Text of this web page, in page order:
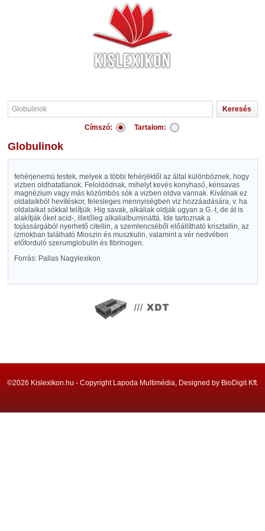
Címszó: Tartalom:
Globulinok
fehérjenemü testek, melyek a többi fehérjéktől az által különböznek, hogy
vizben oldhatatlanok. Feloldódnak, mihelyt kevés konyhasó, kénsavas
magnézium vagy más közömbös sók a vizben oldva vannak. Kiválnak ez
oldataikból hevítéskor, felesleges mennyiségben viz hozzáadására, v. ha
oldalaikat sókkal telítjük. Hig savak, alkáliak oldják ugyan a G.-t, de át is
alakítják őket acid-, illetőleg alkalialbumináttá. Ide tartoznak a
tojássárgából nyerhető citellin, a szemlencséből előállítható krisztallin, az
izmokban található Mioszin és muszkulin, valamint a vér nedvében
előforduló szerumglobulin és fibrinogen.
Forrás: Pallas Nagylexikon
©2026 Kislexikon.hu - Copyright Lapoda Multimédia, Designed by BioDigit Kft.